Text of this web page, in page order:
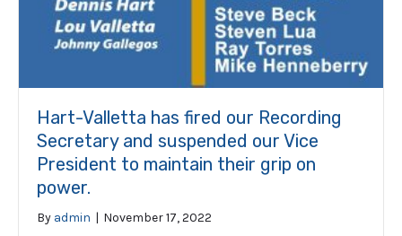
Hart-Valletta has fired our Recording
Secretary and suspended our Vice
President to maintain their grip on
power.
By admin | November 17, 2022